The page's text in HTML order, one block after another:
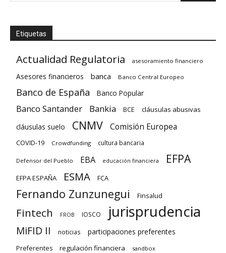
Etiquetas
Actualidad Regulatoria asesoramiento financiero
Asesores financieros banca Banco Central Europeo
Banco de España Banco Popular
Banco Santander Bankia BCE cláusulas abusivas
cláusulas suelo CNMV Comisión Europea
COVID-19 Crowdfunding cultura bancaria
Defensor del Pueblo EBA educación financiera EFPA
EFPA ESPAÑA ESMA FCA
Fernando Zunzunegui Finsalud
Fintech FROB IOSCO jurisprudencia
MiFID II noticias participaciones preferentes
Preferentes regulación financiera sandbox